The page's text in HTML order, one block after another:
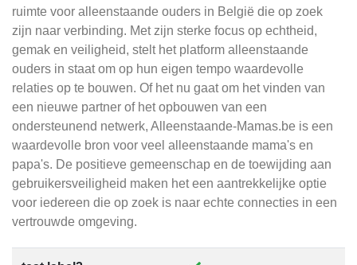
ruimte voor alleenstaande ouders in België die op zoek
zijn naar verbinding. Met zijn sterke focus op echtheid,
gemak en veiligheid, stelt het platform alleenstaande
ouders in staat om op hun eigen tempo waardevolle
relaties op te bouwen. Of het nu gaat om het vinden van
een nieuwe partner of het opbouwen van een
ondersteunend netwerk, Alleenstaande-Mamas.be is een
waardevolle bron voor veel alleenstaande mama's en
papa's. De positieve gemeenschap en de toewijding aan
gebruikersveiligheid maken het een aantrekkelijke optie
voor iedereen die op zoek is naar echte connecties in een
vertrouwde omgeving.